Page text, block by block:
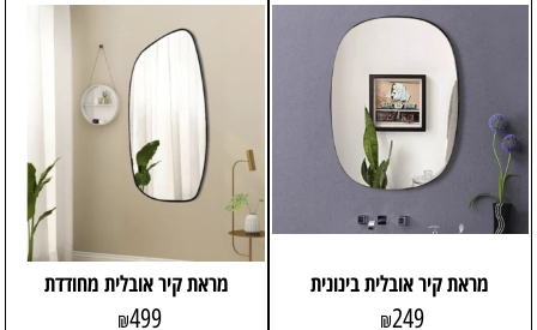
מראת קיר אובלית בינונית
₪249
מראת קיר אובלית מחודדת
₪499